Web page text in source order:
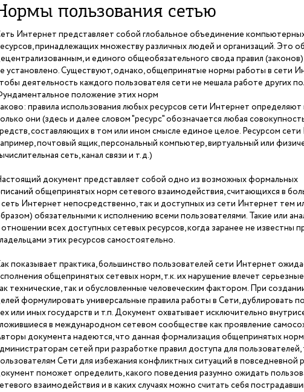
пользования сетью
Интернет представляет собой глобальное объединение
принадлежащих множеству различных людей и организаций. Это
и единого общеобязательного свода правил
установлено. Существуют, однако, общепринятые нормы работы в сети
деятельность каждого пользователя сети не мешала работе других
положение этих норм
правила использования любых ресурсов сети Интернет определяют
они (здесь и далее словом "ресурс" обозначается любая
составляющих в том или ином смысле единое целое. Ресурсом сети
почтовый ящик, персональный компьютер, виртуальный или
сеть, канал связи и т.д.)
документ представляет собой одно из возможных формальных
общепринятых норм сетевого взаимодействия, считающихся в
сеть Интернет непосредственно, так и доступных из сети Интернет тем
обязательными к исполнению всеми пользователями. Такие или
отношении всех доступных сетевых ресурсов, когда заранее не известны
этих ресурсов самостоятельно.
показывает практика, большинство пользователей сети Интернет
общепринятых сетевых норм, т.к. их нарушение влечет
технические, так и обусловленные человеческим фактором. При
формулировать универсальные правила работы в Сети, дублировать
или иных государств и т.п. Документ охватывает исключительно
в международном сетевом сообществе как проявление
документа надеются, что данная формализация общепринятых
сетей при разработке правил доступа для
Сети для избежания конфликтных ситуаций в повседневной
поможет определить, какого поведения разумно ожидать
взаимодействия и в каких случаях можно считать себя